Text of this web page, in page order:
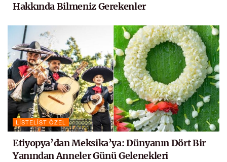
Hakkında Bilmeniz Gerekenler
LISTELIST ÖZEL
Etiyopya’dan Meksika’ya: Dünyanın Dört Bir
Yanından Anneler Günü Gelenekleri